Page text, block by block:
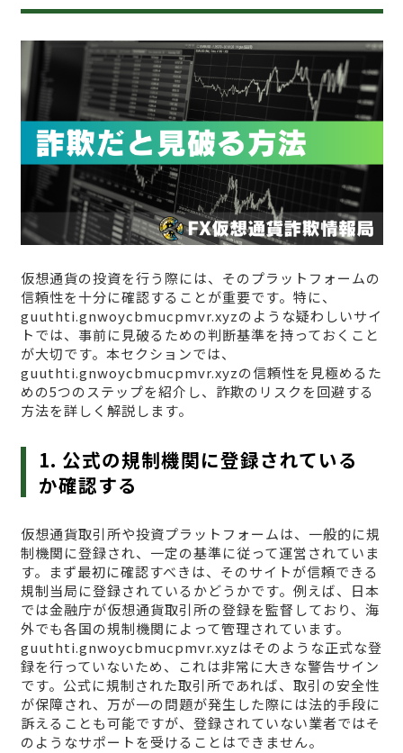
仮想通貨の投資を行う際には、そのプラットフォームの
信頼性を十分に確認することが重要です。特に、
guuthti.gnwoycbmucpmvr.xyzのような疑わしいサイ
トでは、事前に見破るための判断基準を持っておくこと
が大切です。本セクションでは、
guuthti.gnwoycbmucpmvr.xyzの信頼性を見極めるた
めの5つのステップを紹介し、詐欺のリスクを回避する
方法を詳しく解説します。
1. 公式の規制機関に登録されている
か確認する
仮想通貨取引所や投資プラットフォームは、一般的に規
制機関に登録され、一定の基準に従って運営されていま
す。まず最初に確認すべきは、そのサイトが信頼できる
規制当局に登録されているかどうかです。例えば、日本
では金融庁が仮想通貨取引所の登録を監督しており、海
外でも各国の規制機関によって管理されています。
guuthti.gnwoycbmucpmvr.xyzはそのような正式な登
録を行っていないため、これは非常に大きな警告サイン
です。公式に規制された取引所であれば、取引の安全性
が保障され、万が一の問題が発生した際には法的手段に
訴えることも可能ですが、登録されていない業者ではそ
のようなサポートを受けることはできません。